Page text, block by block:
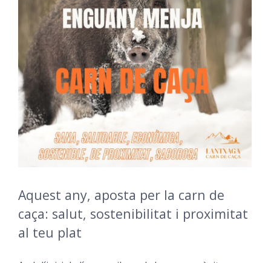
Aquest any, aposta per la carn de
caça: salut, sostenibilitat i proximitat
al teu plat